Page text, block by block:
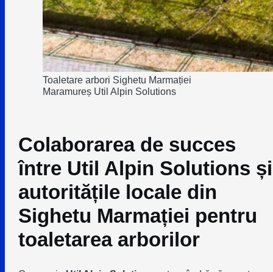
Toaletare arbori Sighetu Marmației
Maramureș Util Alpin Solutions
Colaborarea de succes
între Util Alpin Solutions și
autoritățile locale din
Sighetu Marmației pentru
toaletarea arborilor